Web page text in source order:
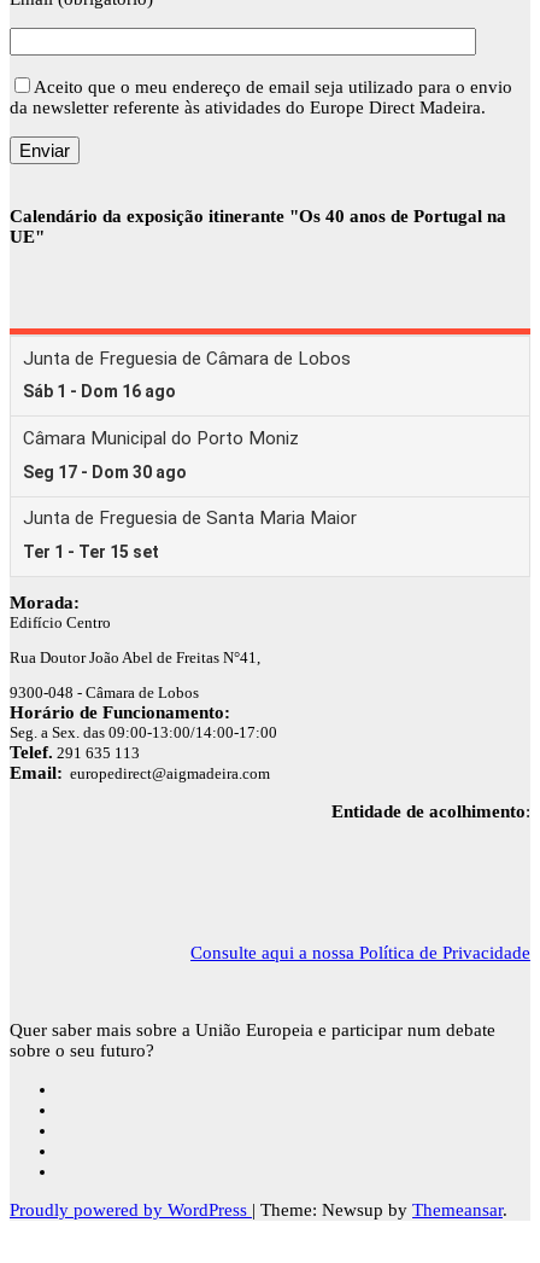
Aceito que o meu endereço de email seja utilizado para o envio
da newsletter referente às atividades do Europe Direct Madeira.
Calendário da exposição itinerante "Os 40 anos de Portugal na
UE"
Morada:
Edifício Centro
Rua Doutor João Abel de Freitas N°41,
9300-048 - Câmara de Lobos
Horário de Funcionamento:
Seg. a Sex. das 09:00-13:00/14:00-17:00
Telef. 291 635 113
Email: europedirect@aigmadeira.com
Entidade de acolhimento:
Consulte aqui a nossa Política de Privacidade
Quer saber mais sobre a União Europeia e participar num debate
sobre o seu futuro?
Proudly powered by WordPress | Theme: Newsup by Themeansar.